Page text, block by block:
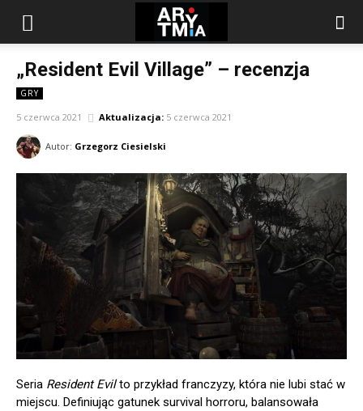
arytmia.eu
„Resident Evil Village” – recenzja
GRY
5 czerwca 2021 Aktualizacja: 5 czerwca 2021
Autor: Grzegorz Ciesielski
Seria Resident Evilto przykład franczyzy, która nie lubi stać w
miejscu. Definiując gatunek survival horroru, balansowała